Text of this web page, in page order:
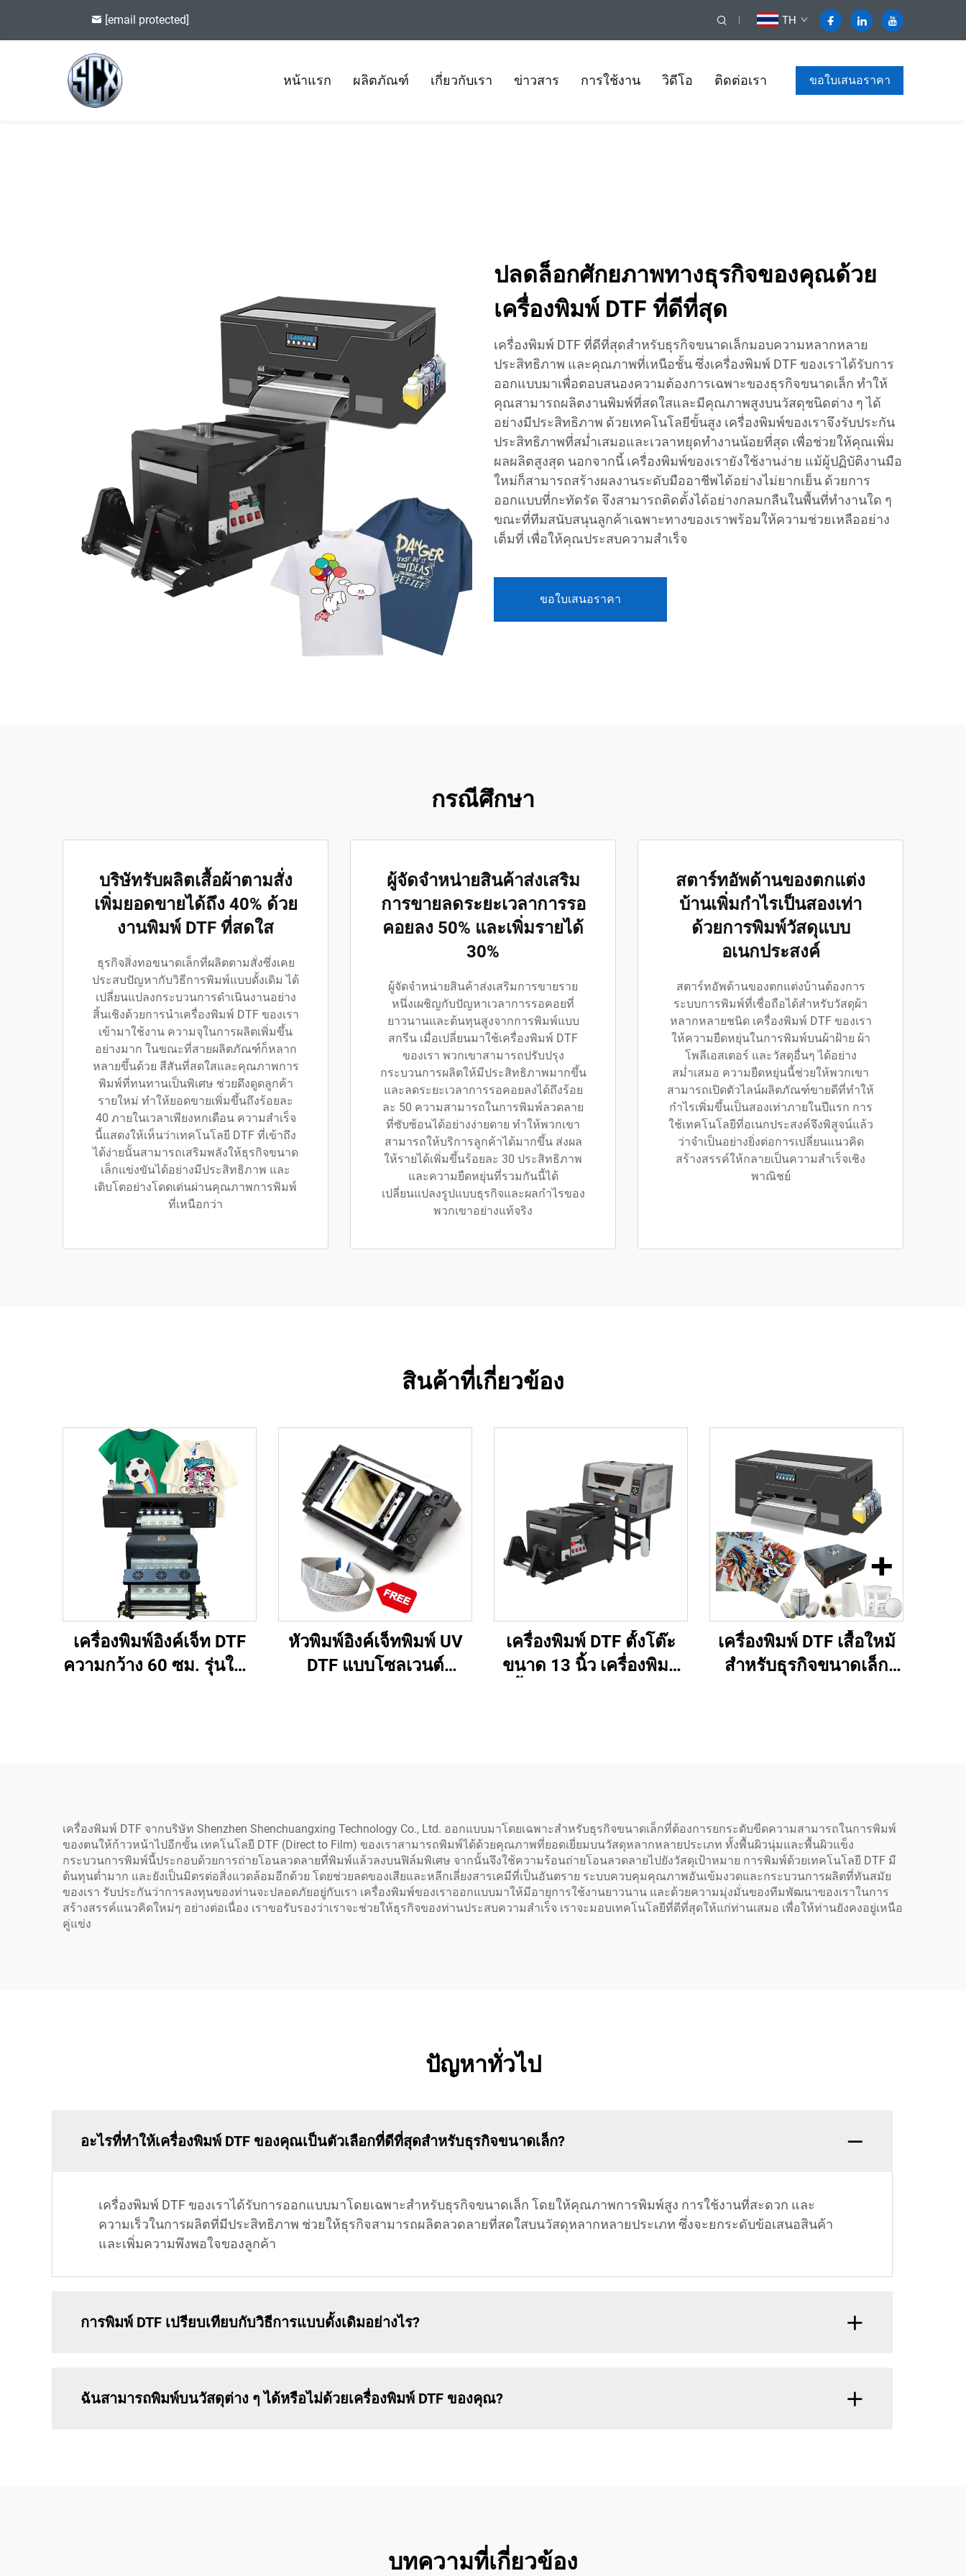
[email protected] TH
หน้าแรก ผลิตภัณฑ์ เกี่ยวกับเรา ข่าวสาร การใช้งาน วิดีโอ ติดต่อเรา ขอใบเสนอราคา
ปลดล็อกศักยภาพทางธุรกิจของคุณด้วย
เครื่องพิมพ์ DTF ที่ดีที่สุด
เครื่องพิมพ์ DTF ที่ดีที่สุดสำหรับธุรกิจขนาดเล็กมอบความหลากหลาย
ประสิทธิภาพ และคุณภาพที่เหนือชั้น ซึ่งเครื่องพิมพ์ DTF ของเราได้รับการ
ออกแบบมาเพื่อตอบสนองความต้องการเฉพาะของธุรกิจขนาดเล็ก ทำให้
คุณสามารถผลิตงานพิมพ์ที่สดใสและมีคุณภาพสูงบนวัสดุชนิดต่าง ๆ ได้
อย่างมีประสิทธิภาพ ด้วยเทคโนโลยีขั้นสูง เครื่องพิมพ์ของเราจึงรับประกัน
ประสิทธิภาพที่สม่ำเสมอและเวลาหยุดทำงานน้อยที่สุด เพื่อช่วยให้คุณเพิ่ม
ผลผลิตสูงสุด นอกจากนี้ เครื่องพิมพ์ของเรายังใช้งานง่าย แม้ผู้ปฏิบัติงานมือ
ใหม่ก็สามารถสร้างผลงานระดับมืออาชีพได้อย่างไม่ยากเย็น ด้วยการ
ออกแบบที่กะทัดรัด จึงสามารถติดตั้งได้อย่างกลมกลืนในพื้นที่ทำงานใด ๆ
ขณะที่ทีมสนับสนุนลูกค้าเฉพาะทางของเราพร้อมให้ความช่วยเหลืออย่าง
เต็มที่ เพื่อให้คุณประสบความสำเร็จ
ขอใบเสนอราคา
กรณีศึกษา
บริษัทรับผลิตเสื้อผ้าตามสั่ง
เพิ่มยอดขายได้ถึง 40% ด้วย
งานพิมพ์ DTF ที่สดใส
ธุรกิจสิ่งทอขนาดเล็กที่ผลิตตามสั่งซึ่งเคย
ประสบปัญหากับวิธีการพิมพ์แบบดั้งเดิม ได้
เปลี่ยนแปลงกระบวนการดำเนินงานอย่าง
สิ้นเชิงด้วยการนำเครื่องพิมพ์ DTF ของเรา
เข้ามาใช้งาน ความจุในการผลิตเพิ่มขึ้น
อย่างมาก ในขณะที่สายผลิตภัณฑ์ก็หลาก
หลายขึ้นด้วย สีสันที่สดใสและคุณภาพการ
พิมพ์ที่ทนทานเป็นพิเศษ ช่วยดึงดูดลูกค้า
รายใหม่ ทำให้ยอดขายเพิ่มขึ้นถึงร้อยละ
40 ภายในเวลาเพียงหกเดือน ความสำเร็จ
นี้แสดงให้เห็นว่าเทคโนโลยี DTF ที่เข้าถึง
ได้ง่ายนั้นสามารถเสริมพลังให้ธุรกิจขนาด
เล็กแข่งขันได้อย่างมีประสิทธิภาพ และ
เติบโตอย่างโดดเด่นผ่านคุณภาพการพิมพ์
ที่เหนือกว่า
ผู้จัดจำหน่ายสินค้าส่งเสริม
การขายลดระยะเวลาการรอ
คอยลง 50% และเพิ่มรายได้
30%
ผู้จัดจำหน่ายสินค้าส่งเสริมการขายราย
หนึ่งเผชิญกับปัญหาเวลาการรอคอยที่
ยาวนานและต้นทุนสูงจากการพิมพ์แบบ
สกรีน เมื่อเปลี่ยนมาใช้เครื่องพิมพ์ DTF
ของเรา พวกเขาสามารถปรับปรุง
กระบวนการผลิตให้มีประสิทธิภาพมากขึ้น
และลดระยะเวลาการรอคอยลงได้ถึงร้อย
ละ 50 ความสามารถในการพิมพ์ลวดลาย
ที่ซับซ้อนได้อย่างง่ายดาย ทำให้พวกเขา
สามารถให้บริการลูกค้าได้มากขึ้น ส่งผล
ให้รายได้เพิ่มขึ้นร้อยละ 30 ประสิทธิภาพ
และความยืดหยุ่นที่รวมกันนี้ได้
เปลี่ยนแปลงรูปแบบธุรกิจและผลกำไรของ
พวกเขาอย่างแท้จริง
สตาร์ทอัพด้านของตกแต่ง
บ้านเพิ่มกำไรเป็นสองเท่า
ด้วยการพิมพ์วัสดุแบบ
อเนกประสงค์
สตาร์ทอัพด้านของตกแต่งบ้านต้องการ
ระบบการพิมพ์ที่เชื่อถือได้สำหรับวัสดุผ้า
หลากหลายชนิด เครื่องพิมพ์ DTF ของเรา
ให้ความยืดหยุ่นในการพิมพ์บนผ้าฝ้าย ผ้า
โพลีเอสเตอร์ และวัสดุอื่นๆ ได้อย่าง
สม่ำเสมอ ความยืดหยุ่นนี้ช่วยให้พวกเขา
สามารถเปิดตัวไลน์ผลิตภัณฑ์ขายดีที่ทำให้
กำไรเพิ่มขึ้นเป็นสองเท่าภายในปีแรก การ
ใช้เทคโนโลยีที่อเนกประสงค์จึงพิสูจน์แล้ว
ว่าจำเป็นอย่างยิ่งต่อการเปลี่ยนแนวคิด
สร้างสรรค์ให้กลายเป็นความสำเร็จเชิง
พาณิชย์
สินค้าที่เกี่ยวข้อง
เครื่องพิมพ์อิงค์เจ็ท DTF
ความกว้าง 60 ซม. รุ่นใหม่
หัวพิมพ์อิงค์เจ็ทพิมพ์ UV
DTF แบบโซลเวนต์
เครื่องพิมพ์ DTF ตั้งโต๊ะ
ขนาด 13 นิ้ว เครื่องพิมพ์
เครื่องพิมพ์ DTF เสื้อใหม้
สำหรับธุรกิจขนาดเล็ก
เครื่องพิมพ์ DTF จากบริษัท Shenzhen Shenchuangxing Technology Co., Ltd. ออกแบบมาโดยเฉพาะสำหรับธุรกิจขนาดเล็กที่ต้องการยกระดับขีดความสามารถในการพิมพ์
ของตนให้ก้าวหน้าไปอีกขั้น เทคโนโลยี DTF (Direct to Film) ของเราสามารถพิมพ์ได้ด้วยคุณภาพที่ยอดเยี่ยมบนวัสดุหลากหลายประเภท ทั้งพื้นผิวนุ่มและพื้นผิวแข็ง
กระบวนการพิมพ์นี้ประกอบด้วยการถ่ายโอนลวดลายที่พิมพ์แล้วลงบนฟิล์มพิเศษ จากนั้นจึงใช้ความร้อนถ่ายโอนลวดลายไปยังวัสดุเป้าหมาย การพิมพ์ด้วยเทคโนโลยี DTF มี
ต้นทุนต่ำมาก และยังเป็นมิตรต่อสิ่งแวดล้อมอีกด้วย โดยช่วยลดของเสียและหลีกเลี่ยงสารเคมีที่เป็นอันตราย ระบบควบคุมคุณภาพอันเข้มงวดและกระบวนการผลิตที่ทันสมัย
ของเรา รับประกันว่าการลงทุนของท่านจะปลอดภัยอยู่กับเรา เครื่องพิมพ์ของเราออกแบบมาให้มีอายุการใช้งานยาวนาน และด้วยความมุ่งมั่นของทีมพัฒนาของเราในการ
สร้างสรรค์แนวคิดใหม่ๆ อย่างต่อเนื่อง เราขอรับรองว่าเราจะช่วยให้ธุรกิจของท่านประสบความสำเร็จ เราจะมอบเทคโนโลยีที่ดีที่สุดให้แก่ท่านเสมอ เพื่อให้ท่านยังคงอยู่เหนือ
คู่แข่ง
ปัญหาทั่วไป
อะไรที่ทำให้เครื่องพิมพ์ DTF ของคุณเป็นตัวเลือกที่ดีที่สุดสำหรับธุรกิจขนาดเล็ก?
เครื่องพิมพ์ DTF ของเราได้รับการออกแบบมาโดยเฉพาะสำหรับธุรกิจขนาดเล็ก โดยให้คุณภาพการพิมพ์สูง การใช้งานที่สะดวก และ
ความเร็วในการผลิตที่มีประสิทธิภาพ ช่วยให้ธุรกิจสามารถผลิตลวดลายที่สดใสบนวัสดุหลากหลายประเภท ซึ่งจะยกระดับข้อเสนอสินค้า
และเพิ่มความพึงพอใจของลูกค้า
การพิมพ์ DTF เปรียบเทียบกับวิธีการแบบดั้งเดิมอย่างไร?
ฉันสามารถพิมพ์บนวัสดุต่าง ๆ ได้หรือไม่ด้วยเครื่องพิมพ์ DTF ของคุณ?
บทความที่เกี่ยวข้อง